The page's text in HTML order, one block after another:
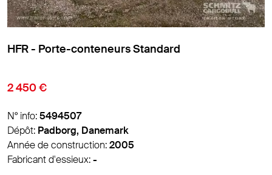
HFR - Porte-conteneurs Standard
N° info:
Dépôt:Padborg, Danemark
Année de construction:
Fabricant d'essieux: